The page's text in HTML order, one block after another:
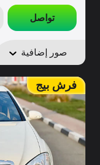
تواصل
صور إضافية
فرش بيج